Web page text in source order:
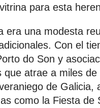
para esta
era una modesta
Con el
do Son y
que atrae a miles
de Galicia,
como la Fiesta de